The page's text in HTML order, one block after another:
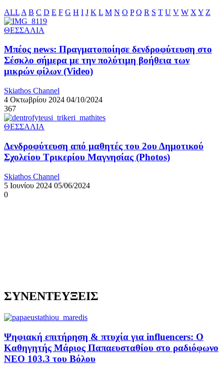
ALL A B C D E F G H I J K L M N O P Q R S T U V W X Y Z
ΘΕΣΣΑΛΙΑ
Μπέος news: Πραγματοποίησε δενδροφύτευση στο
Σέσκλο σήμερα με την πολύτιμη βοήθεια των
μικρών φίλων (Video)
Skiathos Channel
4 Οκτωβρίου 2024 04/10/2024
367
ΘΕΣΣΑΛΙΑ
Δενδροφύτευση από μαθητές του 2ου Δημοτικού
Σχολείου Τρικερίου Μαγνησίας (Photos)
Skiathos Channel
5 Ιουνίου 2024 05/06/2024
0
ΣΥΝΕΝΤΕΥΞΕΙΣ
Ψηφιακή επιτήρηση & πτυχία για influencers: Ο
Καθηγητής Μάριος Παπαευσταθίου στο ραδιόφωνο
NEO 103.3 του Βόλου